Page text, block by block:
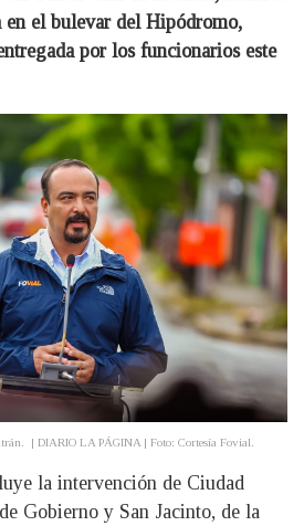
en el bulevar del Hipódromo,
por los funcionarios este
| DIARIO LA PÁGINA | Foto: Cortesía Fovial.
la intervención de Ciudad
Gobierno y San Jacinto, de la